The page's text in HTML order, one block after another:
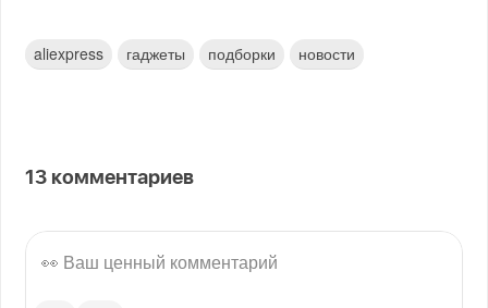
aliexpress гаджеты подборки новости
13 комментариев